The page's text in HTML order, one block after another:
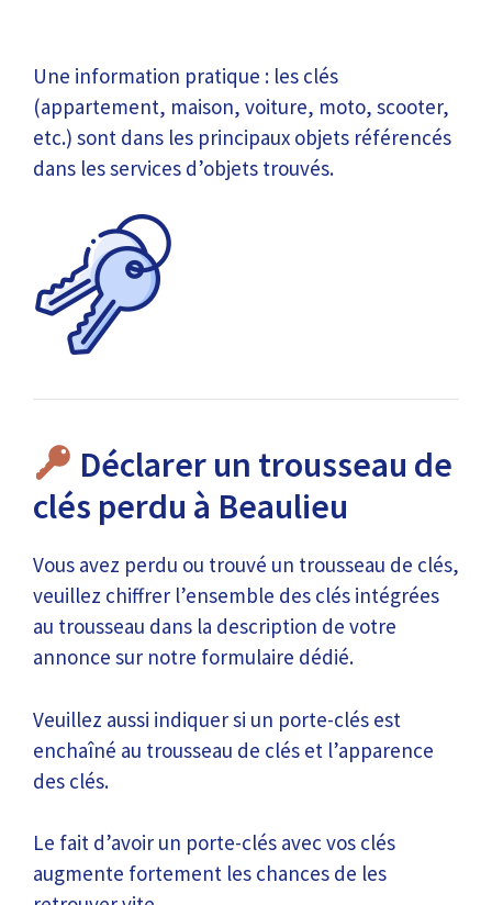
Une information pratique : les clés
(appartement, maison, voiture, moto, scooter,
etc.) sont dans les principaux objets référencés
dans les services d’objets trouvés.
Déclarer un trousseau de
clés perdu à Beaulieu
Vous avez perdu ou trouvé un trousseau de clés,
veuillez chiffrer l’ensemble des clés intégrées
au trousseau dans la description de votre
annonce sur notre formulaire dédié.
Veuillez aussi indiquer si un porte-clés est
enchaîné au trousseau de clés et l’apparence
des clés.
Le fait d’avoir un porte-clés avec vos clés
augmente fortement les chances de les